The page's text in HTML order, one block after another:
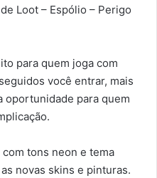
Loot – Espólio – Perigo
para quem joga com
você entrar, mais
oportunidade para quem
tons neon e tema
novas skins e pinturas.